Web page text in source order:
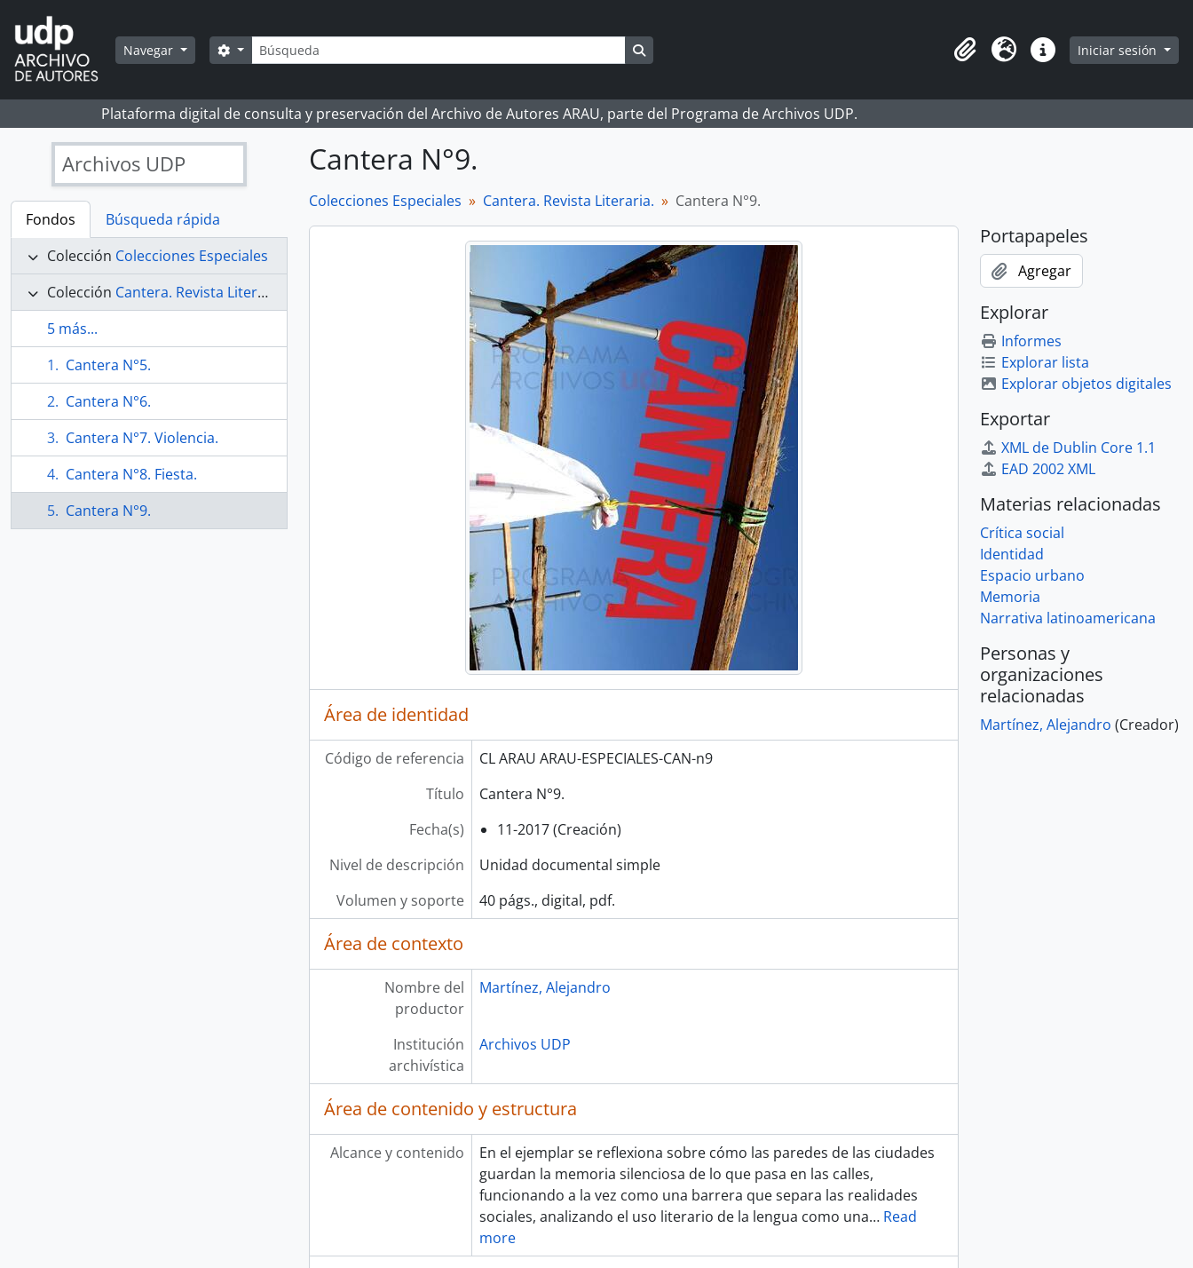
Skip to main content
Navegar Búsqueda
Search options
Portapapeles
Idioma Enlaces rápidos
Iniciar sesión
Plataforma digital de consulta y preservación del Archivo de Autores ARAU, parte del Programa de Archivos UDP.
Archivos UDP
Fondos
Búsqueda rápida
Colección Colecciones Especiales
Colección Cantera. Revista Literaria.
5 más...
Cantera N°5.
Cantera N°6.
Cantera N°7. Violencia.
Cantera N°8. Fiesta.
Cantera N°9.
Cantera N°9.
Colecciones Especiales Cantera. Revista Literaria. Cantera N°9.
Área de identidad
Código de referencia
CL ARAU ARAU-ESPECIALES-CAN-n9
Título
Cantera N°9.
Fecha(s)
11-2017 (Creación)
Nivel de descripción
Unidad documental simple
Volumen y soporte
40 págs., digital, pdf.
Área de contexto
Nombre del
productor
Martínez, Alejandro
Institución
archivística
Archivos UDP
Área de contenido y estructura
Alcance y contenido
En el ejemplar se reflexiona sobre cómo las paredes de las ciudades
guardan la memoria silenciosa de lo que pasa en las calles,
funcionando a la vez como una barrera que separa las realidades
sociales, analizando el uso literario de la lengua como una… Read
more
Portapapeles
Agregar
Explorar
Informes
Explorar lista
Explorar objetos digitales
Exportar
XML de Dublin Core 1.1
EAD 2002 XML
Materias relacionadas
Crítica social
Identidad
Espacio urbano
Memoria
Narrativa latinoamericana
Personas y
organizaciones
relacionadas
Martínez, Alejandro (Creador)